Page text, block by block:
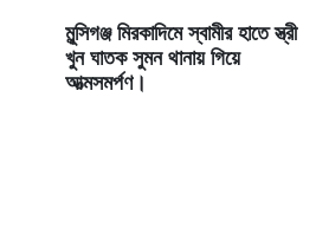
মুন্সিগঞ্জ মিরকাদিমে স্বামীর হাতে স্ত্রী
খুন ঘাতক সুমন থানায় গিয়ে
আত্মসমর্পণ।